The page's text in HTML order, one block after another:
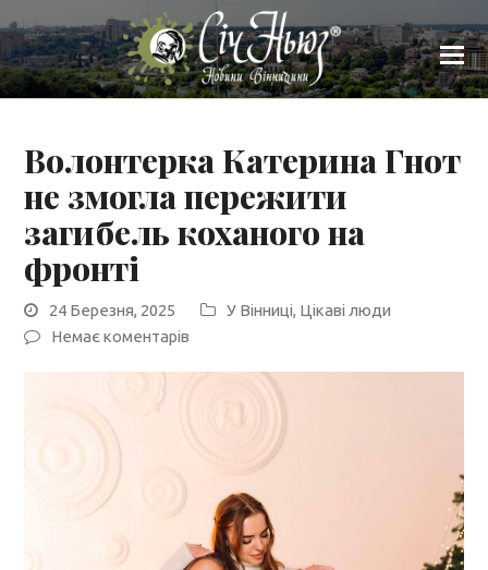
Волонтерка Катерина Гнот
не змогла пережити
загибель коханого на
фронті
24 Березня, 2025 У Вінниці, Цікаві люди
Немає коментарів